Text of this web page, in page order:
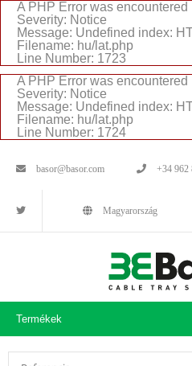
A PHP Error was encountered
Severity: Notice
Message: Undefined index:
Filename: hu/lat.php
Line Number: 1723
A PHP Error was encountered
Severity: Notice
Message: Undefined index:
Filename: hu/lat.php
Line Number: 1724
basor@basor.com +34 962
Magyarország
Termékek